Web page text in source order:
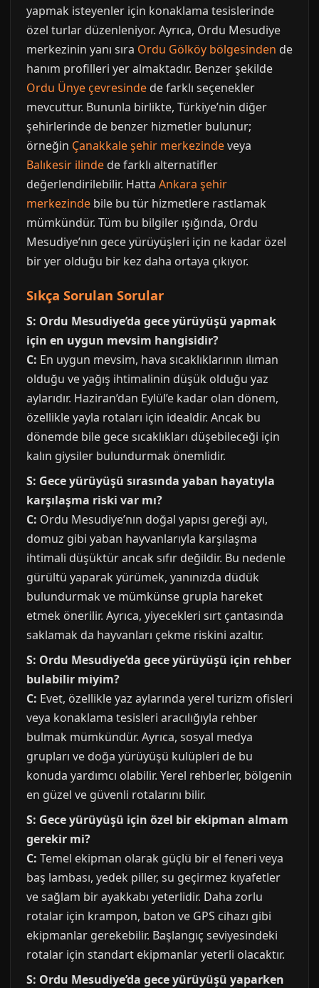
yapmak isteyenler için konaklama tesislerinde
özel turlar düzenleniyor. Ayrıca, Ordu Mesudiye
merkezinin yanı sıra Ordu Gölköy bölgesinden de
hanım profilleri yer almaktadır. Benzer şekilde
Ordu Ünye çevresinde de farklı seçenekler
mevcuttur. Bununla birlikte, Türkiye’nin diğer
şehirlerinde de benzer hizmetler bulunur;
örneğin Çanakkale şehir merkezindeveya
Balıkesir ilinde de farklı alternatifler
değerlendirilebilir. Hatta Ankara şehir
merkezinde bile bu tür hizmetlere rastlamak
mümkündür. Tüm bu bilgiler ışığında, Ordu
Mesudiye’nın gece yürüyüşleri için ne kadar özel
bir yer olduğu bir kez daha ortaya çıkıyor.
Sıkça Sorulan Sorular
S: Ordu Mesudiye’da gece yürüyüşü yapmak
için en uygun mevsim hangisidir?
C: En uygun mevsim, hava sıcaklıklarının ılıman
olduğu ve yağış ihtimalinin düşük olduğu yaz
aylarıdır. Haziran’dan Eylül’e kadar olan dönem,
özellikle yayla rotaları için idealdir. Ancak bu
dönemde bile gece sıcaklıkları düşebileceği için
kalın giysiler bulundurmak önemlidir.
S: Gece yürüyüşü sırasında yaban hayatıyla
karşılaşma riski var mı?
C: Ordu Mesudiye’nın doğal yapısı gereği ayı,
domuz gibi yaban hayvanlarıyla karşılaşma
ihtimali düşüktür ancak sıfır değildir. Bu nedenle
gürültü yaparak yürümek, yanınızda düdük
bulundurmak ve mümkünse grupla hareket
etmek önerilir. Ayrıca, yiyecekleri sırt çantasında
saklamak da hayvanları çekme riskini azaltır.
S: Ordu Mesudiye’da gece yürüyüşü için rehber
bulabilir miyim?
C: Evet, özellikle yaz aylarında yerel turizm ofisleri
veya konaklama tesisleri aracılığıyla rehber
bulmak mümkündür. Ayrıca, sosyal medya
grupları ve doğa yürüyüşü kulüpleri de bu
konuda yardımcı olabilir. Yerel rehberler, bölgenin
en güzel ve güvenli rotalarını bilir.
S: Gece yürüyüşü için özel bir ekipman almam
gerekir mi?
C: Temel ekipman olarak güçlü bir el feneri veya
baş lambası, yedek piller, su geçirmez kıyafetler
ve sağlam bir ayakkabı yeterlidir. Daha zorlu
rotalar için krampon, baton ve GPS cihazı gibi
ekipmanlar gerekebilir. Başlangıç seviyesindeki
rotalar için standart ekipmanlar yeterli olacaktır.
S: Ordu Mesudiye’da gece yürüyüşü yaparken